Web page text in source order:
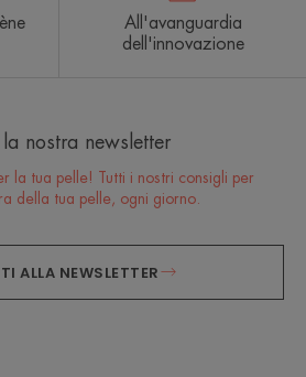
All'avanguardia
dell'innovazione
la nostra newsletter
la tua pelle! Tutti i nostri consigli per
della tua pelle, ogni giorno.
ALLA NEWSLETTER